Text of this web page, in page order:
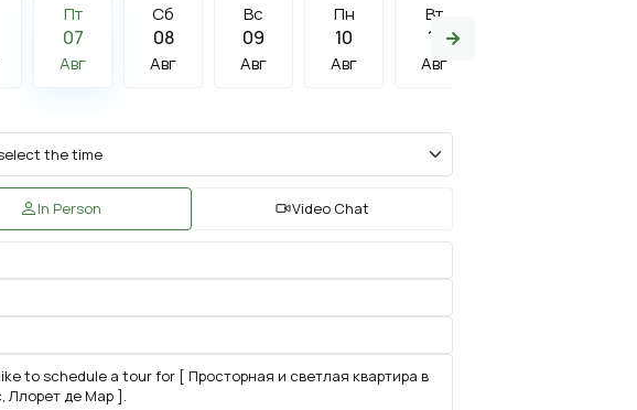
Пт
07
Авг
Сб
08
Авг
Вс
09
Авг
Пн
10
Авг
Вт
11
Авг
In Person Video Chat